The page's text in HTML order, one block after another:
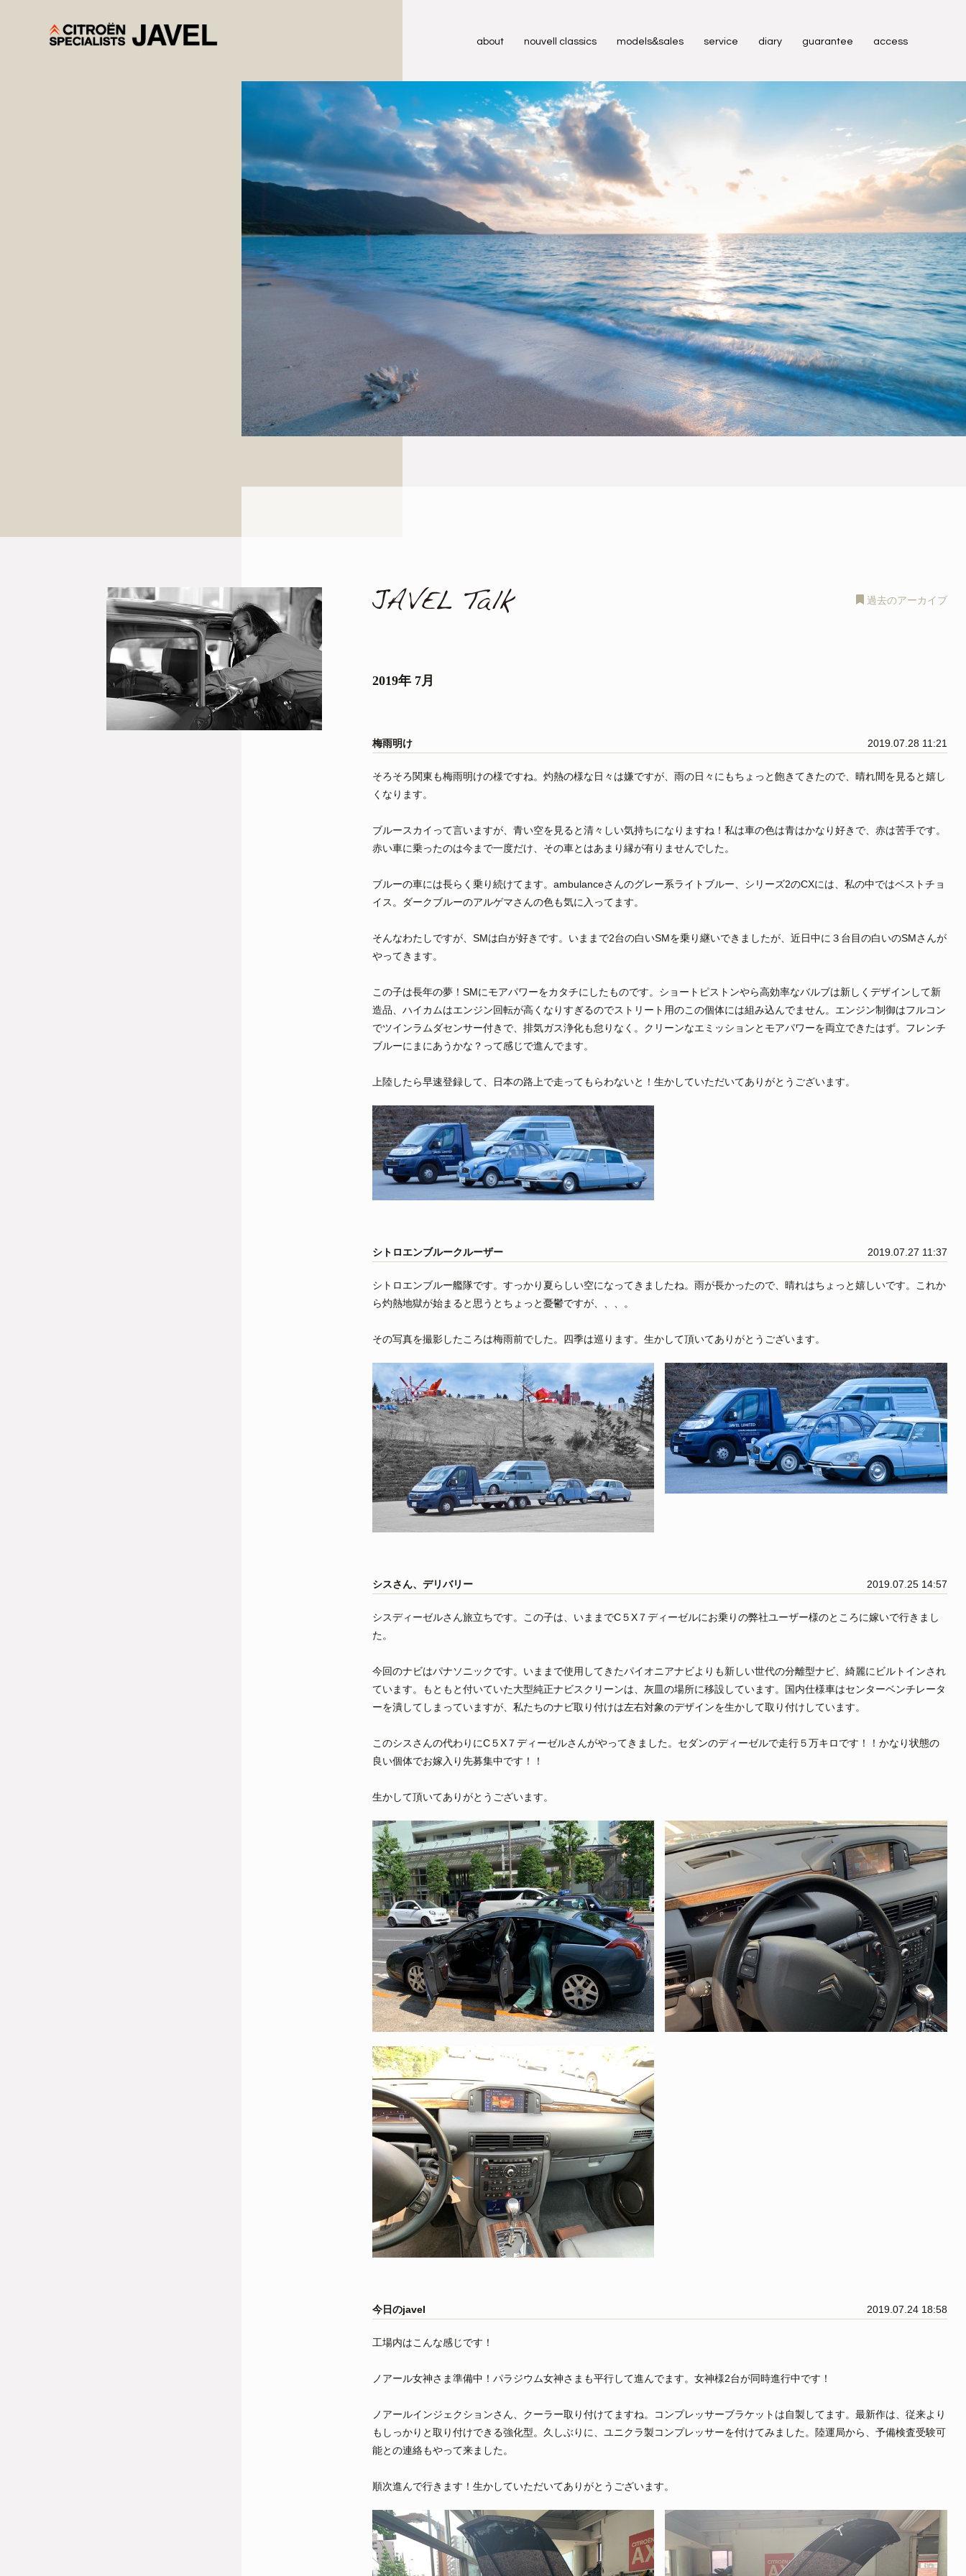
about nouvell classics models&sales service diary guarantee access
過去のアーカイブ
2019年 7月
梅雨明け 2019.07.28 11:21
そろそろ関東も梅雨明けの様ですね。灼熱の様な日々は嫌ですが、雨の日々にもちょっと飽きてきたので、晴れ間を見ると嬉し
くなります。
ブルースカイって言いますが、青い空を見ると清々しい気持ちになりますね！私は車の色は青はかなり好きで、赤は苦手です。
赤い車に乗ったのは今まで一度だけ、その車とはあまり縁が有りませんでした。
ブルーの車には長らく乗り続けてます。ambulanceさんのグレー系ライトブルー、シリーズ2のCXには、私の中ではベストチョ
イス。ダークブルーのアルゲマさんの色も気に入ってます。
そんなわたしですが、SMは白が好きです。いままで2台の白いSMを乗り継いできましたが、近日中に３台目の白いのSMさんが
やってきます。
この子は長年の夢！SMにモアパワーをカタチにしたものです。ショートピストンやら高効率なバルブは新しくデザインして新
造品、ハイカムはエンジン回転が高くなりすぎるのでストリート用のこの個体には組み込んでません。エンジン制御はフルコン
でツインラムダセンサー付きで、排気ガス浄化も怠りなく。クリーンなエミッションとモアパワーを両立できたはず。フレンチ
ブルーにまにあうかな？って感じで進んでます。
上陸したら早速登録して、日本の路上で走ってもらわないと！生かしていただいてありがとうございます。
シトロエンブルークルーザー 2019.07.27 11:37
シトロエンブルー艦隊です。すっかり夏らしい空になってきましたね。雨が長かったので、晴れはちょっと嬉しいです。これか
ら灼熱地獄が始まると思うとちょっと憂鬱ですが、、、。
その写真を撮影したころは梅雨前でした。四季は巡ります。生かして頂いてありがとうございます。
シスさん、デリバリー 2019.07.25 14:57
シスディーゼルさん旅立ちです。この子は、いままでC５X７ディーゼルにお乗りの弊社ユーザー様のところに嫁いで行きまし
た。
今回のナビはパナソニックです。いままで使用してきたパイオニアナビよりも新しい世代の分離型ナビ、綺麗にビルトインされ
ています。もともと付いていた大型純正ナビスクリーンは、灰皿の場所に移設しています。国内仕様車はセンターベンチレータ
ーを潰してしまっていますが、私たちのナビ取り付けは左右対象のデザインを生かして取り付けしています。
このシスさんの代わりにC５X７ディーゼルさんがやってきました。セダンのディーゼルで走行５万キロです！！かなり状態の
良い個体でお嫁入り先募集中です！！
生かして頂いてありがとうございます。
今日のjavel 2019.07.24 18:58
工場内はこんな感じです！
ノアール女神さま準備中！パラジウム女神さまも平行して進んでます。女神様2台が同時進行中です！
ノアールインジェクションさん、クーラー取り付けてますね。コンプレッサーブラケットは自製してます。最新作は、従来より
もしっかりと取り付けできる強化型。久しぶりに、ユニクラ製コンプレッサーを付けてみました。陸運局から、予備検査受験可
能との連絡もやって来ました。
順次進んで行きます！生かしていただいてありがとうございます。